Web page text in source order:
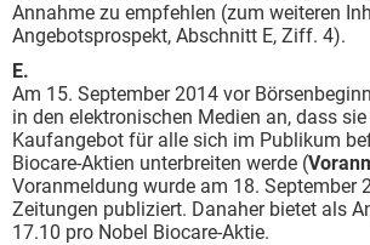
Annahme zu empfehlen (zum weiteren
Angebotsprospekt, Abschnitt E, Ziff. 4).
E.
Am 15. September 2014 vor
in den elektronischen Medien an, dass
Kaufangebot für alle sich im Publikum
Biocare-Aktien unterbreiten werde (
Voranmeldung wurde am 18. September
Zeitungen publiziert. Danaher bietet als
17.10 pro Nobel Biocare-Aktie.